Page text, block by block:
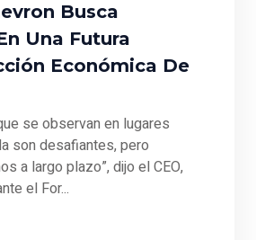
Busca
Una Futura
Económica De
se observan en lugares
son desafiantes, pero
a largo plazo”, dijo el CEO,
el For...